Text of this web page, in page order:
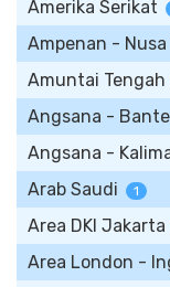
Amerika Serikat
Ampenan -
Amuntai Tengah
Angsana -
Angsana -
Arab Saudi 1
Area DKI Jakarta
Area London -